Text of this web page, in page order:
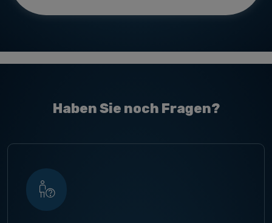
Haben Sie noch Fragen?